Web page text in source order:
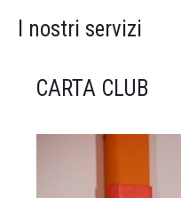
I nostri servizi
CARTA CLUB